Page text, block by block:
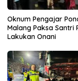
Oknum Pengajar
Malang Paksa Santri
Lakukan Onani